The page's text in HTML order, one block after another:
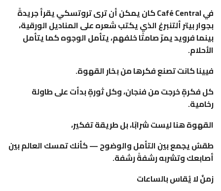
في Café Central كان يمكن أن ترى تروتسكي يقرأ جريدةً
بجوار بيتر ألتنبرغ الذي يكتب شعره على المناديل الورقية،
بينما فرويد يمرّ صامتًا خلفهم، يتأمل الوجوه كما يتأمل
الأحلام.
فيينا كانت تصنع فكرها من بخار القهوة.
كل فكرةٍ خرجت من فنجان، وكل ثورةٍ بدأت على طاولة
رخامية.
القهوة هنا ليست شرابًا، بل طريقة تفكير،
طقسٌ يجمع بين التأمل والوضوح — كأنك تمسك العالم بين
أصابعك وتشربه رشفةً رشفة.
زمنٌ لا يُقاس بالساعات